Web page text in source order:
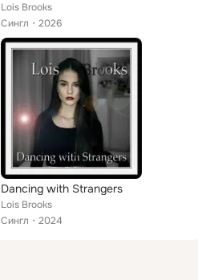
Lois Brooks
Сингл
2026
Dancing with Strangers
Lois Brooks
Сингл
2024